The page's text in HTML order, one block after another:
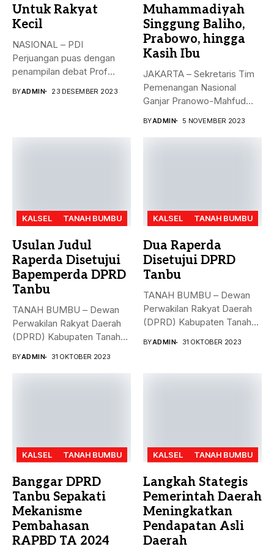
Untuk Rakyat
Kecil
NASIONAL – PDI
Perjuangan puas dengan
penampilan debat Prof
BYADMIN 23 DESEMBER 2023
Muhammadiyah
Singgung Baliho,
Prabowo, hingga
Kasih Ibu
JAKARTA – Sekretaris Tim
Pemenangan Nasional
Ganjar Pranowo-Mahfud
BYADMIN 5 NOVEMBER 2023
KALSEL TANAH BUMBU
Usulan Judul
Raperda Disetujui
Bapemperda DPRD
Tanbu
TANAH BUMBU – Dewan
Perwakilan Rakyat Daerah
(DPRD) Kabupaten Tanah
BYADMIN 31 OKTOBER 2023
KALSEL TANAH BUMBU
Dua Raperda
Disetujui DPRD
Tanbu
TANAH BUMBU – Dewan
Perwakilan Rakyat Daerah
(DPRD) Kabupaten Tanah
BYADMIN 31 OKTOBER 2023
KALSEL TANAH BUMBU
Banggar DPRD
Tanbu Sepakati
Mekanisme
Pembahasan
RAPBD TA 2024
KALSEL TANAH BUMBU
Langkah Stategis
Pemerintah Daerah
Meningkatkan
Pendapatan Asli
Daerah